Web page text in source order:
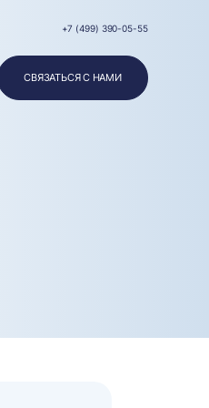
+7 (499) 390-05-55
СВЯЗАТЬСЯ С НАМИ